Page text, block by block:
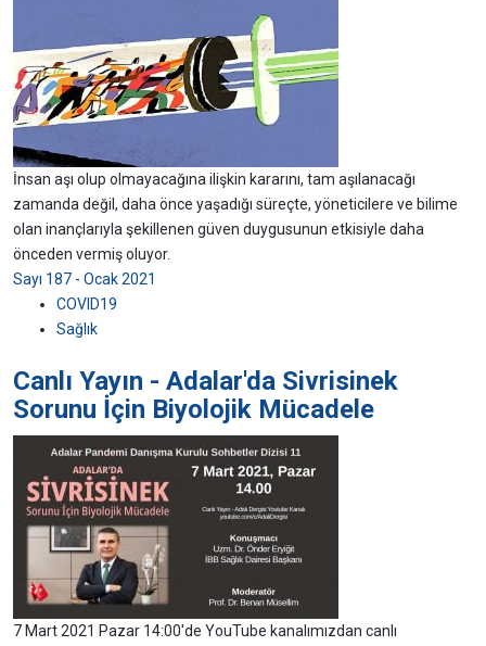
İnsan aşı olup olmayacağına ilişkin kararını, tam aşılanacağı
zamanda değil, daha önce yaşadığı süreçte, yöneticilere ve bilime
olan inançlarıyla şekillenen güven duygusunun etkisiyle daha
önceden vermiş oluyor.
Sayı 187 - Ocak 2021
COVID19
Sağlık
Canlı Yayın - Adalar'da Sivrisinek
Sorunu İçin Biyolojik Mücadele
7 Mart 2021 Pazar 14:00'de YouTube kanalımızdan canlı